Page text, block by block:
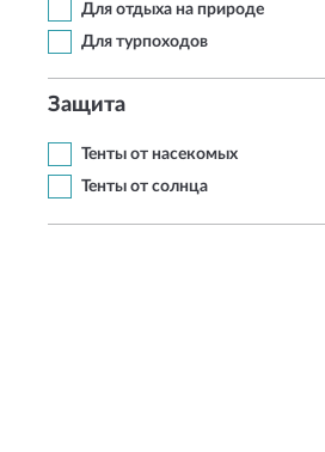
Для отдыха на природе
Для турпоходов
Защита
Тенты от насекомых
Тенты от солнца